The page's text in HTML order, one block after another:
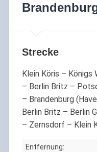
Strecke
Klein Köris – Königs
– Berlin Britz –
– Brandenburg
Berlin Britz – Berlin
– Zernsdorf – Klein
Entfernung: